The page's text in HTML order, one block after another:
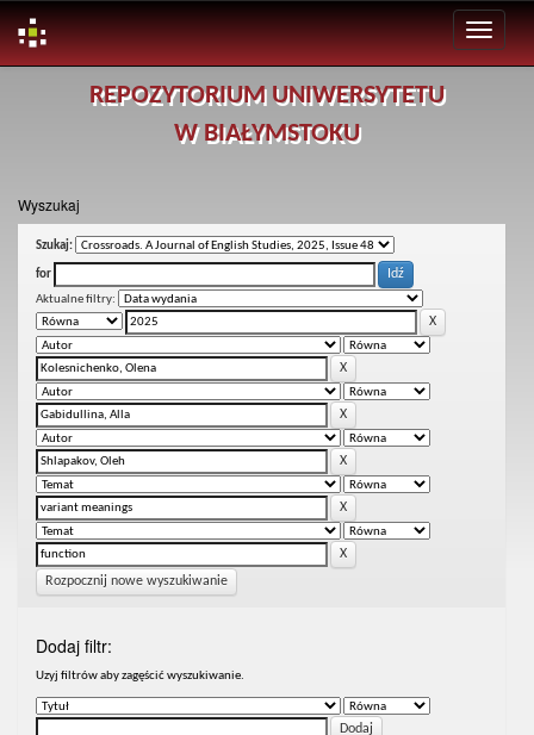
REPOZYTORIUM UNIWERSYTETU
W BIAŁYMSTOKU
Wyszukaj
Szukaj:
for
Aktualne filtry:
Rozpocznij nowe wyszukiwanie
Dodaj filtr:
Uzyj filtrów aby zagęścić wyszukiwanie.